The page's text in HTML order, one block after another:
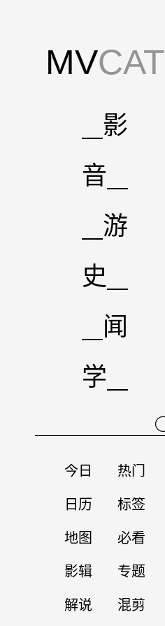
MVCAT
影
音
游
史
闻
学
今日 热门
日历 标签
地图 必看
影辑 专题
解说 混剪